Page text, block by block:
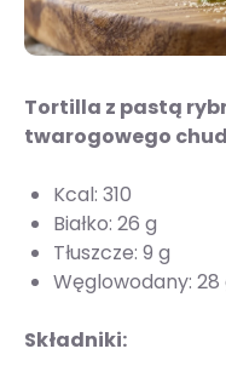
Tortilla z pastą
twarogowego
Kcal: 310
Białko: 26 g
Tłuszcze: 9 g
Węglowodany: 28
Składniki: